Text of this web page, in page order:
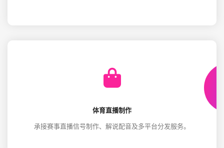
体育直播制作
承接赛事直播信号制作、解说配音及多平台分发服务。